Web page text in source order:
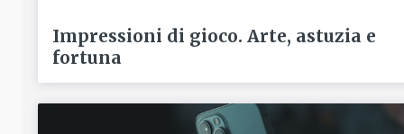
Impressioni di gioco. Arte, astuzia e
fortuna